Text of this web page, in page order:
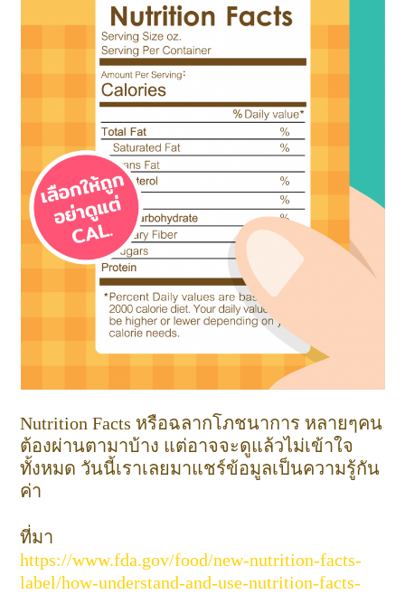
Nutrition Facts หรือฉลากโภชนาการ หลายๆคน
ต้องผ่านตามาบ้าง แต่อาจจะดูแล้วไม่เข้าใจ
ทั้งหมด วันนี้เราเลยมาแชร์ข้อมูลเป็นความรู้กัน
ค่า
ที่มา
https://www.fda.gov/food/new-nutrition-facts-
label/how-understand-and-use-nutrition-facts-